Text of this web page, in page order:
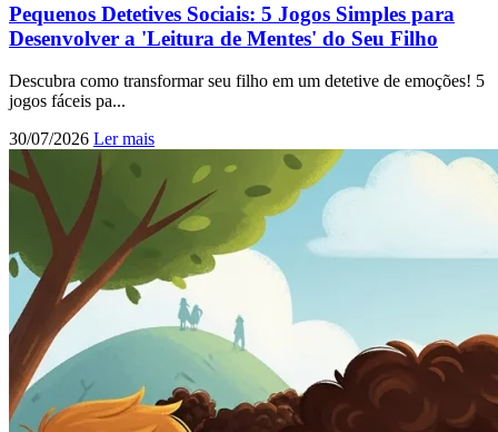
Pequenos Detetives Sociais: 5 Jogos Simples para
Desenvolver a 'Leitura de Mentes' do Seu Filho
Descubra como transformar seu filho em um detetive de emoções! 5
jogos fáceis pa...
30/07/2026 Ler mais